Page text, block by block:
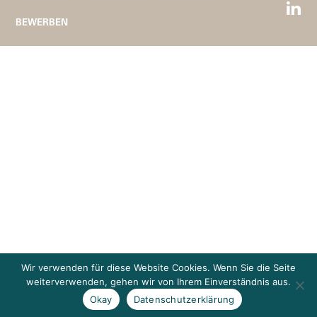
BEWERBEN
Wir verwenden für diese Website Cookies. Wenn Sie die Seite
weiterverwenden, gehen wir von Ihrem Einverständnis aus.
Okay
Datenschutzerklärung